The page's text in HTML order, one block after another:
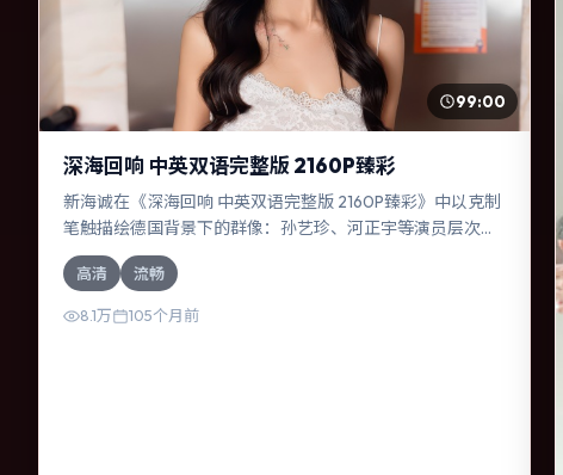
99:00
深海回响 中英双语完整版 2160P臻彩
新海诚在《深海回响 中英双语完整版 2160P臻彩》中以克制
笔触描绘德国背景下的群像：孙艺珍、河正宇等演员层次丰
富。作为一部动作作品，故事从日常裂缝切入，逐步推向不
可逆转的结局；视听语言统一，情感落点克制有力。
高清 流畅
8.1万 105个月前